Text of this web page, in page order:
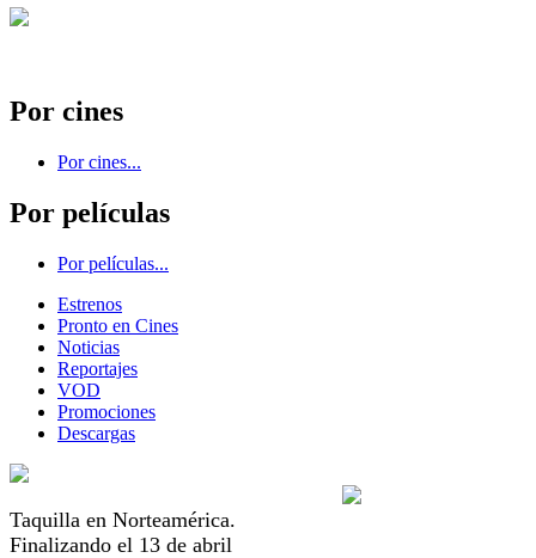
Por cines
Por cines...
Por películas
Por películas...
Estrenos
Pronto en Cines
Noticias
Reportajes
VOD
Promociones
Descargas
Taquilla en Norteamérica.
Finalizando el 13 de abril